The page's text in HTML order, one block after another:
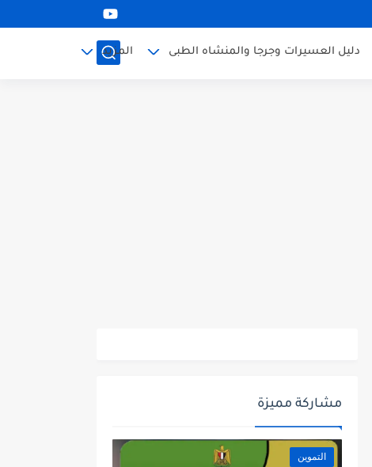
دليل العسيرات وجرجا والمنشاه الطبى المزيد
مشاركة مميزة
التموين